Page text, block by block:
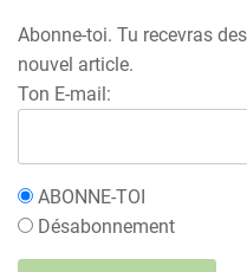
Abonne-toi. Tu recevras
nouvel article.
Ton E-mail:
ABONNE-TOI
Désabonnement